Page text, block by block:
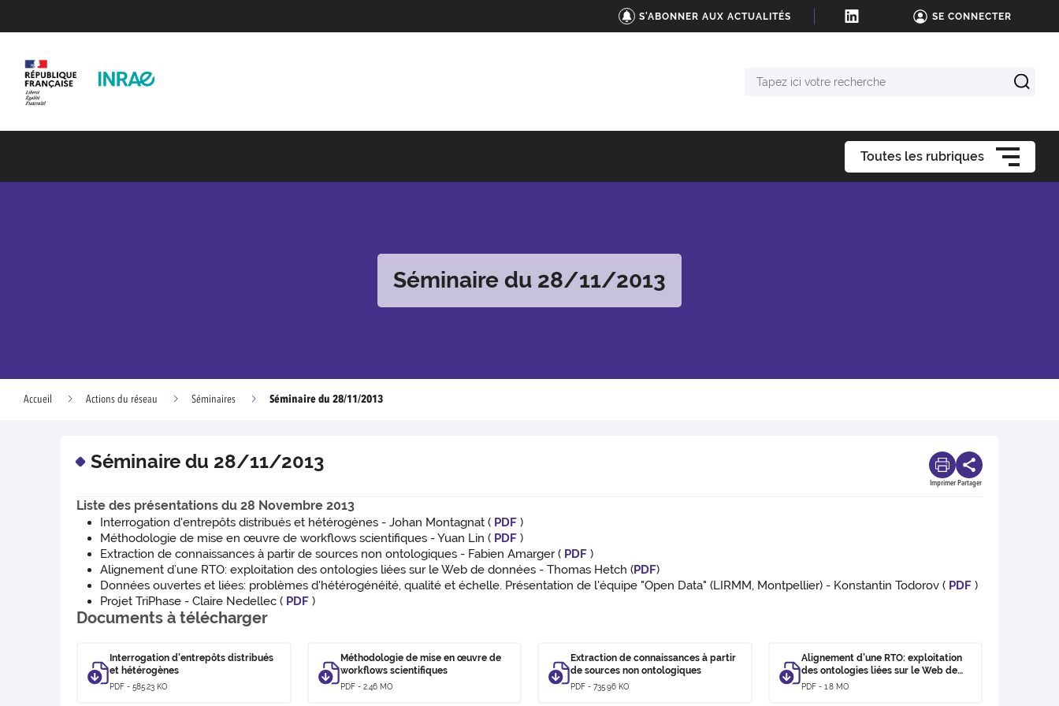
S'ABONNER AUX ACTUALITÉS SE CONNECTER
Toutes les rubriques
Séminaire du 28/11/2013
Accueil Actions du réseau Séminaires Séminaire du 28/11/2013
Séminaire du 28/11/2013
Imprimer Partager
Liste des présentations du 28 Novembre 2013
Interrogation d'entrepôts distribués et hétérogènes - Johan Montagnat ( PDF )
Méthodologie de mise en œuvre de workflows scientifiques - Yuan Lin ( PDF )
Extraction de connaissances à partir de sources non ontologiques - Fabien Amarger ( PDF )
Alignement d’une RTO: exploitation des ontologies liées sur le Web de données - Thomas Hetch (PDF)
Données ouvertes et liées: problèmes d'hétérogénéité, qualité et échelle. Présentation de l'équipe "Open Data" (LIRMM, Montpellier) - Konstantin Todorov ( PDF )
Projet TriPhase - Claire Nedellec ( PDF )
Documents à télécharger
Interrogation d'entrepôts distribués
et hétérogènes
PDF - 585.23 KO
Méthodologie de mise en œuvre de
workflows scientifiques
PDF - 2.46 MO
Extraction de connaissances à partir
de sources non ontologiques
PDF - 735.96 KO
Alignement d’une RTO: exploitation
des ontologies liées sur le Web de
données
PDF - 1.8 MO